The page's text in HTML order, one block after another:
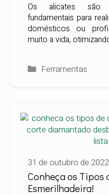
Os alicates são
fundamentais para
domésticos ou
muito a vida,
Categorias
Ferramentas
Conheça os Tipos
Esmerilhadeira!
31 de outubro de 2022